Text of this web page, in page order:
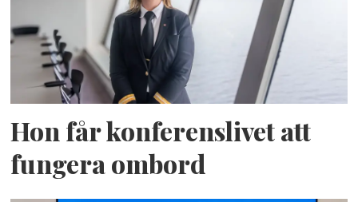
Hon får konferenslivet att
fungera ombord